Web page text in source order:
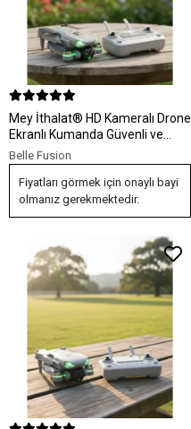
Mey İthalat® HD Kameralı Drone
Ekranlı Kumanda Güvenli ve
Dengeli Uçuş
Belle Fusion
Fiyatları görmek için onaylı bayi
olmanız gerekmektedir.